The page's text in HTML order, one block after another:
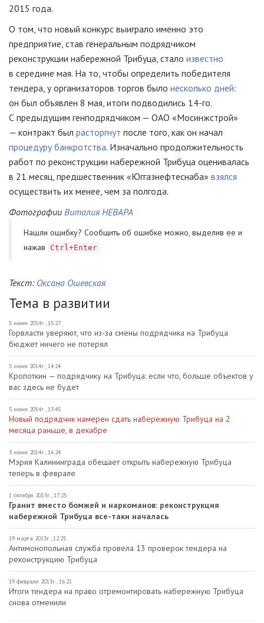
2015 года.
О том, что новый конкурс выиграло именно это
предприятие, став генеральным подрядчиком
реконструкции набережной Трибуца, стало известно
в середине мая. На то, чтобы определить победителя
тендера, у организаторов торгов было несколько дней:
он был объявлен 8 мая, итоги подводились 14-го.
С предыдущим генподрядчиком — ОАО «Мосинжстрой»
— контракт был расторгнут после того, как он начал
процедуру банкротства. Изначально продолжительность
работ по реконструкции набережной Трибуца оценивалась
в 21 месяц, предшественник «Юггазнефтеснаба» взялся
осуществить их менее, чем за полгода.
Фотографии Виталия НЕВАРА
Нашли ошибку? Cообщить об ошибке можно, выделив ее и
нажав
Ctrl+Enter
Текст: Оксана Ошевская
Тема в развитии
5 июня 2014г., 15:27
Горвласти уверяют, что из-за смены подрядчика на Трибуца
бюджет ничего не потерял
5 июня 2014г., 14:24
Кропоткин — подрядчику на Трибуца: если что, больше объектов у
вас здесь не будет
5 июня 2014г., 13:45
Новый подрядчик намерен сдать набережную Трибуца на 2
месяца раньше, в декабре
3 июня 2014г., 16:24
Мэрия Калининграда обещает открыть набережную Трибуца
теперь в феврале
1 октября 2013г., 17:25
Гранит вместо бомжей и наркоманов: реконструкция
набережной Трибуца все-таки началась
19 марта 2013г., 12:25
Антимонопольная служба провела 13 проверок тендера на
реконструкцию Трибуца
19 февраля 2013г., 16:21
Итоги тендера на право отремонтировать набережную Трибуца
снова отменили